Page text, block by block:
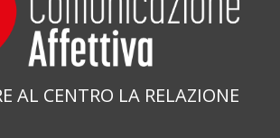
AL CENTRO LA RELAZIONE